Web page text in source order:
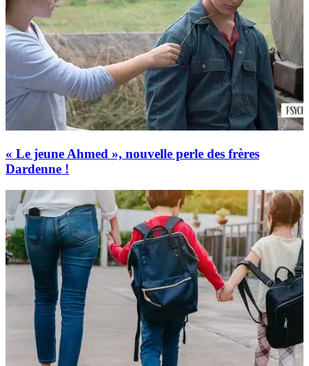
« Le jeune Ahmed », nouvelle perle des frères
Dardenne !